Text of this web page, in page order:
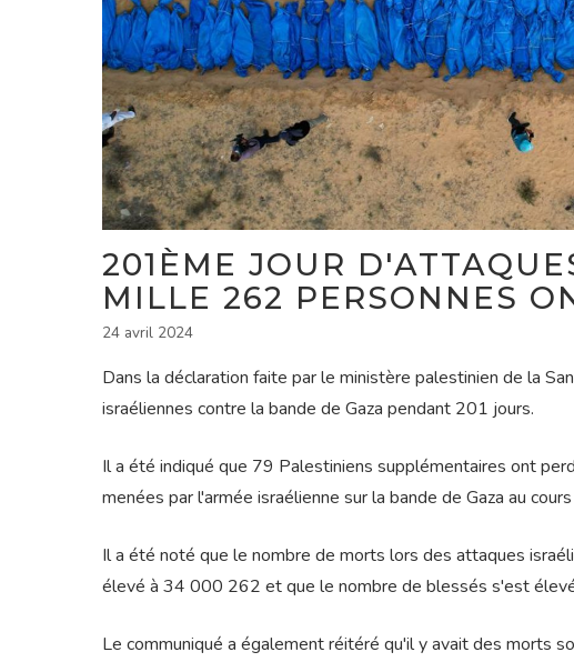
201ÈME JOUR
MILLE 262 PERSONNES
24 avril 2024
Dans la déclaration faite par le ministère palestinien de la
israéliennes contre la bande de Gaza pendant 201 jours.
Il a été indiqué que 79 Palestiniens supplémentaires ont
menées par l'armée israélienne sur la bande de Gaza au
Il a été noté que le nombre de morts lors des attaques
élevé à 34 000 262 et que le nombre de blessés s'est
Le communiqué a également réitéré qu'il y avait des morts